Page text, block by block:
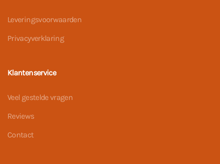
Leveringsvoorwaarden
Privacyverklaring
Klantenservice
Veel gestelde vragen
Reviews
Contact